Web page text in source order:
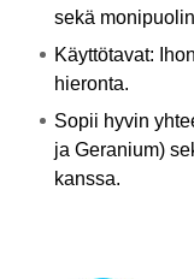
sekä
Käyttötavat:
hieronta.
Sopii hyvin
ja Geranium)
kanssa.